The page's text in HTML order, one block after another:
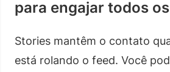
para engajar todos
Stories mantêm o contato
está rolando o feed. Você